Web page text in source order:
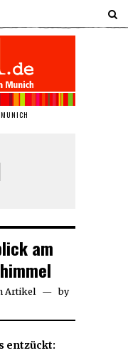
am
Artikel
by
entzückt: